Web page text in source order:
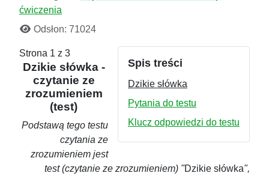
ćwiczenia
Odsłon: 71024
Spis treści
Dzikie słówka
Pytania do testu
Klucz odpowiedzi do testu
Strona 1 z 3
Dzikie słówka -
czytanie ze
zrozumieniem
(test)
Podstawą tego testu
czytania ze
zrozumieniem jest
test (czytanie ze zrozumieniem) "Dzikie słówka",